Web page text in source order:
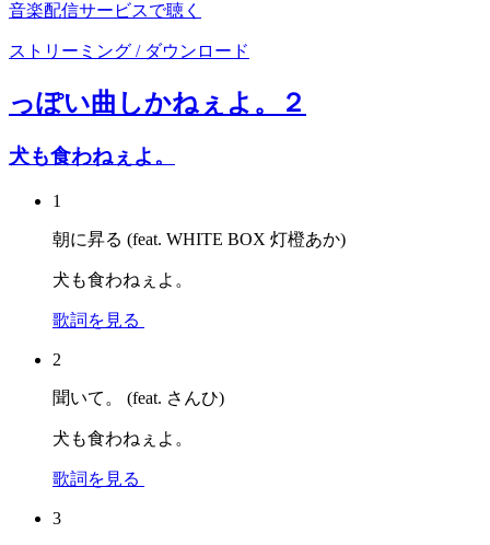
音楽配信サービスで聴く
ストリーミング / ダウンロード
っぽい曲しかねぇよ。２
犬も食わねぇよ。
1
朝に昇る (feat. WHITE BOX 灯橙あか)
犬も食わねぇよ。
歌詞を見る
2
聞いて。 (feat. さんひ)
犬も食わねぇよ。
歌詞を見る
3